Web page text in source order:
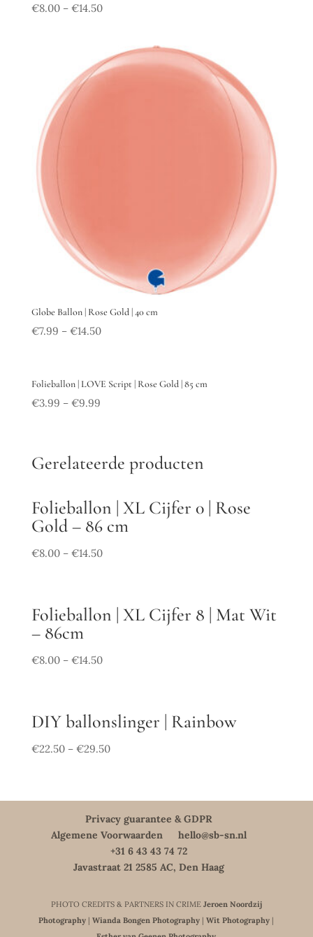
€8.00– €14.50
Globe Ballon | Rose Gold | 40 cm
€7.99 – €14.50
Folieballon | LOVE Script | Rose Gold | 85 cm
€3.99 – €9.99
Gerelateerde producten
Folieballon | XL Cijfer 0 | Rose
Gold – 86 cm
€8.00– €14.50
Folieballon | XL Cijfer 8 | Mat Wit
– 86cm
€8.00– €14.50
DIY ballonslinger | Rainbow
€22.50– €29.50
Privacy guarantee & GDPR
Algemene Voorwaarden
hello@sb-sn.nl
+31 6 43 43 74 72
Javastraat 21 2585 AC, Den Haag
PHOTO CREDITS & PARTNERS IN CRIME Jeroen Noordzij
Photography |Wianda Bongen Photography |Wit Photography |